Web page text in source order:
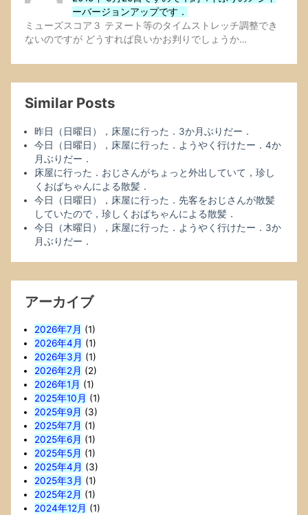
ーバージョンアップです．
ミューズスコア３ テヌート等のタイムストレッチ調整でき
ないのですが どうすれば良いかお判りでしょうか…
Similar Posts
昨日（日曜日），床屋に行った．3か月ぶりだー．
今日（日曜日），床屋に行った．ようやく行けたー．4か
月ぶりだー．
床屋に行った．おじさんがちょっと外出していて，珍し
くおばちゃんによる散髪．
今日（日曜日），床屋に行った．先客をおじさんが散髪
していたので，珍しくおばちゃんによる散髪．
今日（木曜日），床屋に行った．ようやく行けたー．3か
月ぶりだー．
アーカイブ
2026年7月 (1)
2026年4月 (1)
2026年3月 (1)
2026年2月 (2)
2026年1月 (1)
2025年10月 (1)
2025年9月 (3)
2025年7月 (1)
2025年6月 (1)
2025年5月 (1)
2025年4月 (3)
2025年3月 (1)
2025年2月 (1)
2024年12月 (1)